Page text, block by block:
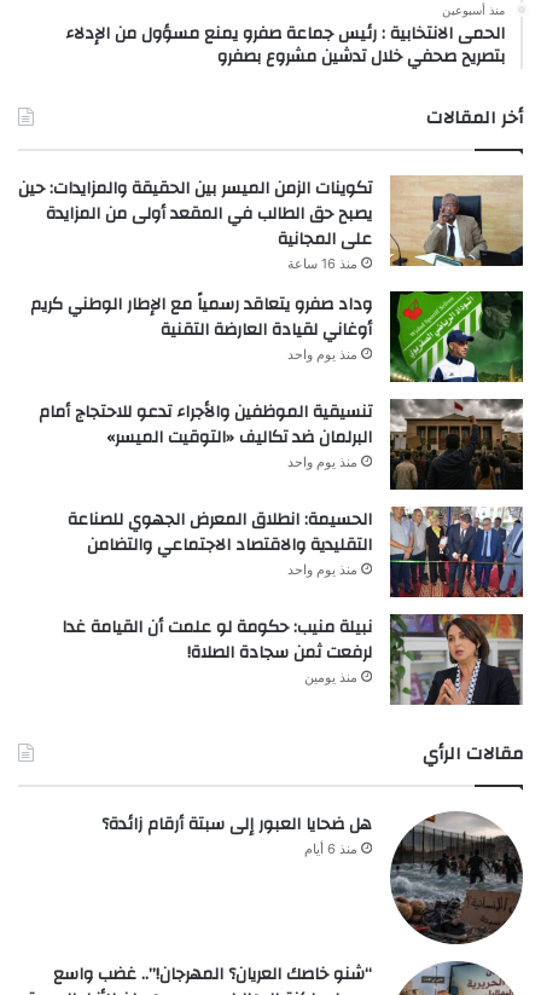
منذ أسبوعين
الحمى الانتخابية : رئيس جماعة صفرو يمنع مسؤول من الإدلاء
بتصريح صحفي خلال تدشين مشروع بصفرو
أخر المقالات
تكوينات الزمن الميسر بين الحقيقة والمزايدات: حين
يصبح حق الطالب في المقعد أولى من المزايدة
على المجانية
منذ 16 ساعة
وداد صفرو يتعاقد رسمياً مع الإطار الوطني كريم
أوغاني لقيادة العارضة التقنية
منذ يوم واحد
تنسيقية الموظفين والأجراء تدعو للاحتجاج أمام
البرلمان ضد تكاليف «التوقيت الميسر»
منذ يوم واحد
الحسيمة: انطلاق المعرض الجهوي للصناعة
التقليدية والاقتصاد الاجتماعي والتضامن
منذ يوم واحد
نبيلة منيب: حكومة لو علمت أن القيامة غدا
لرفعت ثمن سجادة الصلاة!
منذ يومين
مقالات الرأي
هل ضحايا العبور إلى سبتة أرقام زائدة؟
منذ 6 أيام
“شنو خاصك العريان؟ المهرجان!”.. غضب واسع